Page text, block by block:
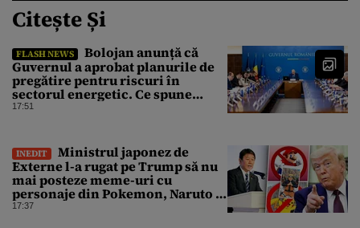
Citește Și
FLASH NEWS
Bolojan anunță că
Guvernul a aprobat planurile de
pregătire pentru riscuri în
sectorul energetic. Ce spune
premierul despre consumul
17:51
INEDIT
Ministrul japonez de
Externe l-a rugat pe Trump să nu
mai posteze meme-uri cu
personaje din Pokemon, Naruto și
Mario pe platformele social-
17:37